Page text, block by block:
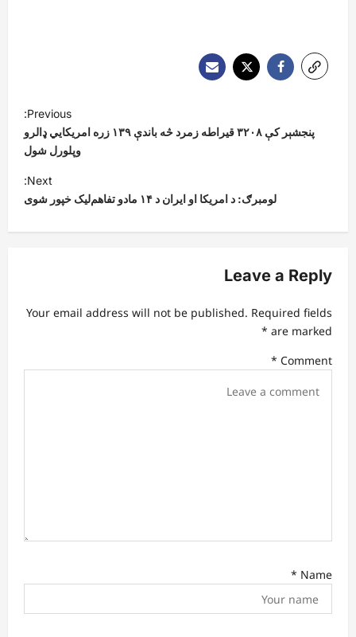
a
i
a
i
Previous:
پنجشېر کې ۳۲۰۸ قیراطه زمرد څه باندې ۱۳۹ زره امریکايي ډالرو
وپلورل شول
Next:
لومبرګ: د امریکا او ایران د ۱۴ مادو تفاهم‌لیک خپور شوی
Leave a Reply
Your email address will not be published. Required fields
are marked
*
Comment
*
Name
*